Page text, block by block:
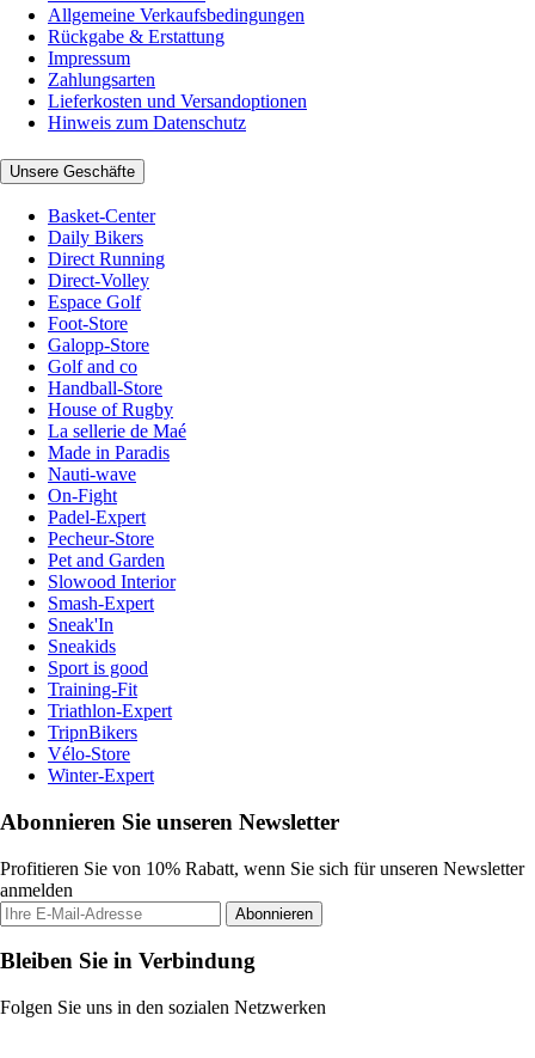
Allgemeine Verkaufsbedingungen
Rückgabe & Erstattung
Impressum
Zahlungsarten
Lieferkosten und Versandoptionen
Hinweis zum Datenschutz
Unsere Geschäfte
Basket-Center
Daily Bikers
Direct Running
Direct-Volley
Espace Golf
Foot-Store
Galopp-Store
Golf and co
Handball-Store
House of Rugby
La sellerie de Maé
Made in Paradis
Nauti-wave
On-Fight
Padel-Expert
Pecheur-Store
Pet and Garden
Slowood Interior
Smash-Expert
Sneak'In
Sneakids
Sport is good
Training-Fit
Triathlon-Expert
TripnBikers
Vélo-Store
Winter-Expert
Abonnieren Sie unseren Newsletter
Profitieren Sie von 10% Rabatt, wenn Sie sich für unseren Newsletter
anmelden
Abonnieren
Bleiben Sie in Verbindung
Folgen Sie uns in den sozialen Netzwerken